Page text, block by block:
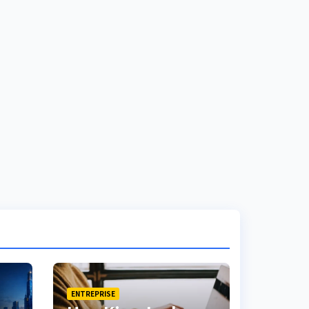
ENTREPRISE